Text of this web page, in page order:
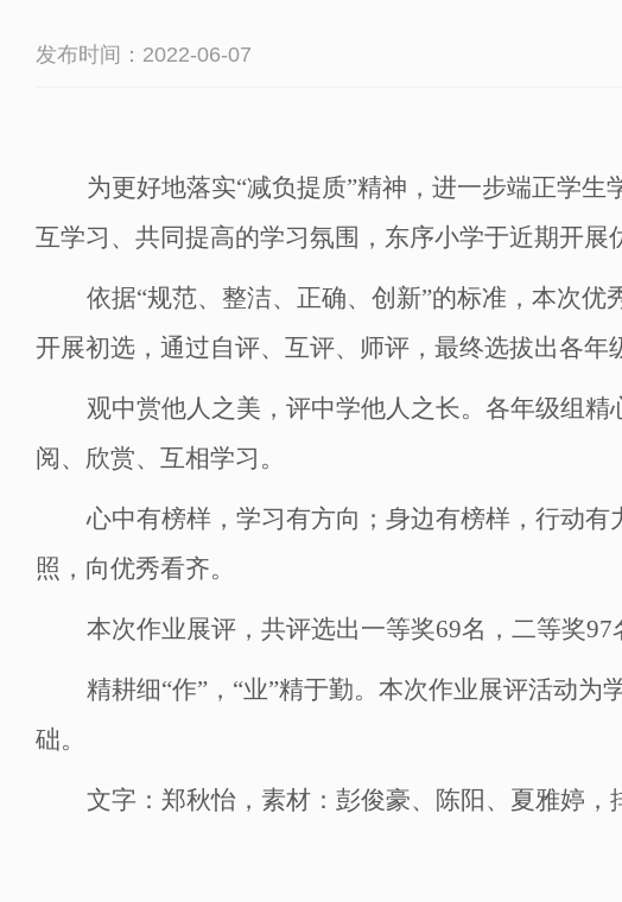
发布时间：2022-06-07
为更好地落实“减负提质”精神，进一步端正学
互学习、共同提高的学习氛围，东序小学于近期开展
依据“规范、整洁、正确、创新”的标准，本次
开展初选，通过自评、互评、师评，最终选拔出各年
观中赏他人之美，评中学他人之长。各年级组
阅、欣赏、互相学习。
心中有榜样，学习有方向；身边有榜样，行动
照，向优秀看齐。
本次作业展评，共评选出一等奖69名，二等奖97
精耕细“作”，“业”精于勤。本次作业展评活动
础。
文字： 郑秋怡，素材：彭俊豪、陈阳、夏雅婷